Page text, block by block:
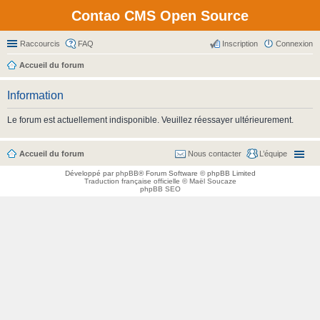
Contao CMS Open Source
Raccourcis FAQ Connexion
Inscription
Accueil du forum
Information
Le forum est actuellement indisponible. Veuillez réessayer ultérieurement.
Accueil du forum L’équipe
Nous contacter
Développé parphpBB® Forum Software © phpBB Limited
Traduction française officielle ©Maël Soucaze
phpBB SEO